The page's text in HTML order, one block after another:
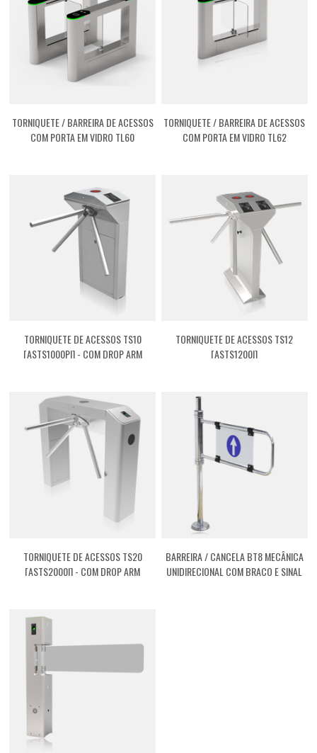
TORNIQUETE / BARREIRA DE ACESSOS
COM PORTA EM VIDRO TL60
TORNIQUETE / BARREIRA DE ACESSOS
COM PORTA EM VIDRO TL62
TORNIQUETE DE ACESSOS TS10
[ASTS1000PI] - COM DROP ARM
TORNIQUETE DE ACESSOS TS12
[ASTS1200I]
TORNIQUETE DE ACESSOS TS20
[ASTS2000I] - COM DROP ARM
BARREIRA / CANCELA BT8 MECÂNICA
UNIDIRECIONAL COM BRAÇO E SINAL